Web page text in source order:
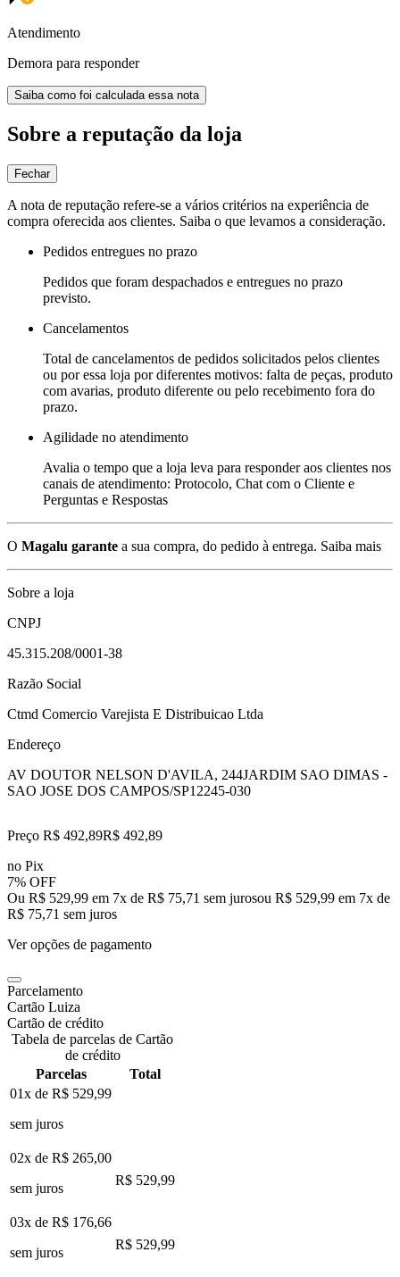
Atendimento
Demora para responder
Saiba como foi calculada essa nota
Sobre a reputação da loja
Fechar
A nota de reputação refere-se a vários critérios na experiência de
compra oferecida aos clientes. Saiba o que levamos a consideração.
Pedidos entregues no prazo
Pedidos que foram despachados e entregues no prazo
previsto.
Cancelamentos
Total de cancelamentos de pedidos solicitados pelos clientes
ou por essa loja por diferentes motivos: falta de peças, produto
com avarias, produto diferente ou pelo recebimento fora do
prazo.
Agilidade no atendimento
Avalia o tempo que a loja leva para responder aos clientes nos
canais de atendimento: Protocolo, Chat com o Cliente e
Perguntas e Respostas
O Magalu garante a sua compra, do pedido à entrega. Saiba mais
Sobre a loja
CNPJ
45.315.208/0001-38
Razão Social
Ctmd Comercio Varejista E Distribuicao Ltda
Endereço
AV DOUTOR NELSON D'AVILA, 244JARDIM SAO DIMAS -
SAO JOSE DOS CAMPOS/SP12245-030
Preço R$ 492,89R$ 492,89
no Pix
7% OFF
Ou R$ 529,99 em 7x de R$ 75,71 sem jurosou R$ 529,99 em 7x de
R$ 75,71 sem juros
Ver opções de pagamento
Parcelamento
Cartão Luiza
Cartão de crédito
Tabela de parcelas de Cartão
de crédito
Parcelas
Total
01x de R$ 529,99
sem juros
02x de R$ 265,00
sem juros
R$ 529,99
03x de R$ 176,66
sem juros
R$ 529,99